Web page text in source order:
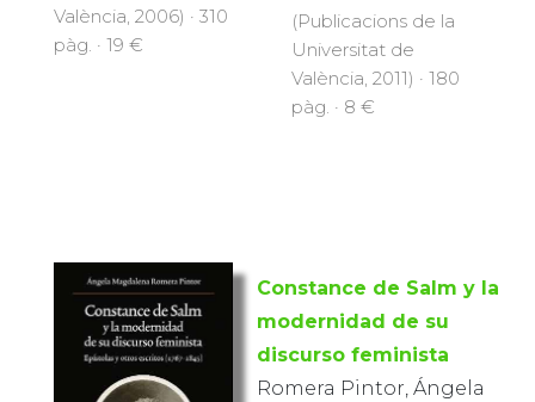
València, 2006) · 310
pàg. · 19 €
(Publicacions de la
Universitat de
València, 2011) · 180
pàg. · 8 €
Constance de Salm y la
modernidad de su
discurso feminista
Romera Pintor, Ángela